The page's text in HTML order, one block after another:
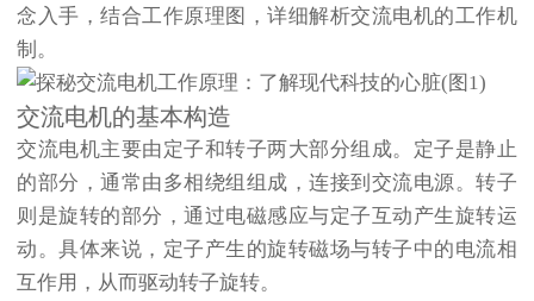
念入手，结合工作原理图，详细解析交流电机的工作机
制。
交流电机的基本构造
交流电机主要由定子和转子两大部分组成。定子是静止
的部分，通常由多相绕组组成，连接到交流电源。转子
则是旋转的部分，通过电磁感应与定子互动产生旋转运
动。具体来说，定子产生的旋转磁场与转子中的电流相
互作用，从而驱动转子旋转。